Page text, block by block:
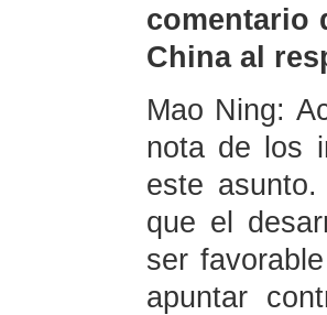
comentario
China al
Mao Ning:
nota de los
este
que el
ser
apuntar